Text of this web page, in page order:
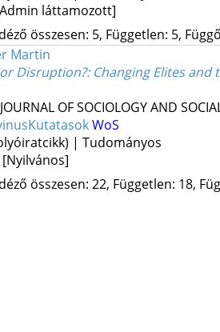
láttamozott]
összesen: 5, Független: 5,
Martin
Disruption?: Changing Elites and
OF SOCIOLOGY AND
WoS
| Tudományos
[Nyilvános]
összesen: 22, Független: 18,